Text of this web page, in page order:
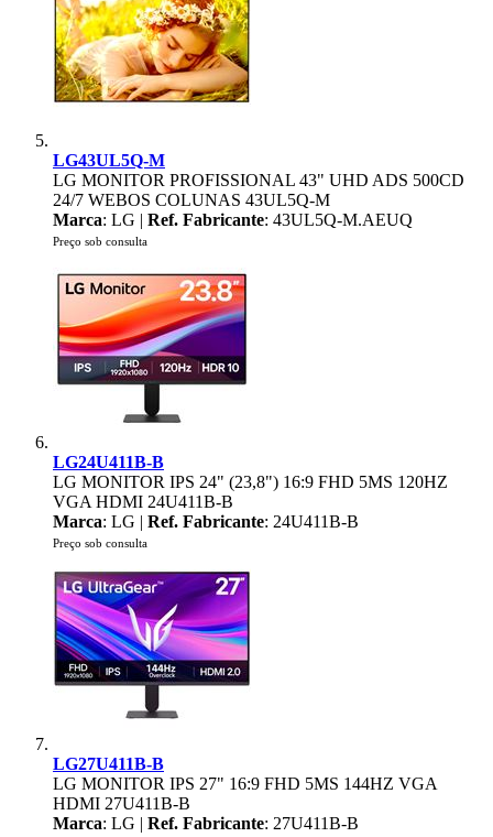
LG43UL5Q-M
LG MONITOR PROFISSIONAL 43" UHD ADS 500CD
24/7 WEBOS COLUNAS 43UL5Q-M
Marca: LG | Ref. Fabricante: 43UL5Q-M.AEUQ
Preço sob consulta
LG24U411B-B
LG MONITOR IPS 24" (23,8") 16:9 FHD 5MS 120HZ
VGA HDMI 24U411B-B
Marca: LG | Ref. Fabricante: 24U411B-B
Preço sob consulta
LG27U411B-B
LG MONITOR IPS 27" 16:9 FHD 5MS 144HZ VGA
HDMI 27U411B-B
Marca: LG | Ref. Fabricante: 27U411B-B